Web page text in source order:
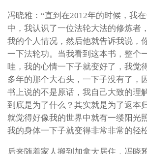
冯晓雅：“直到在2012年的时候，我
中，我认识了一位法轮大法的修炼者
我的个人情况，然后他就告诉我说，
一下法轮功。当我看到这本书，整个
哇，我的心情一下子就变好了，我觉
多年的那个大石头，一下子没有了，
书上说的不是原话，我自己大致的理
到底是为了什么？其实就是为了返本
就觉得好像我的世界中就有一缕阳光
我的身体一下子就变得非常非常的轻
后来随着家人搬到加拿大居住，冯晓